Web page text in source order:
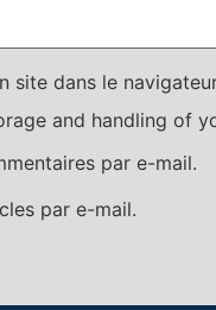
site dans le
and handling of
par e-mail.
par e-mail.